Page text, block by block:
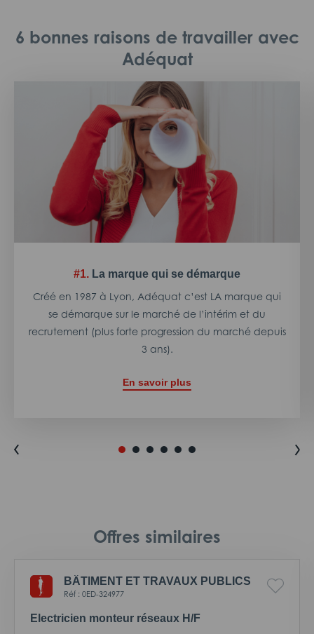
6 bonnes raisons de travailler avec
Adéquat
#1. La marque qui se démarque
Créé en 1987 à Lyon, Adéquat c’est LA marque qui
se démarque sur le marché de l’intérim et du
recrutement (plus forte progression du marché depuis
3 ans).
En savoir plus
Offres similaires
BÂTIMENT ET TRAVAUX PUBLICS
Réf : 0ED-324977
Electricien monteur réseaux H/F